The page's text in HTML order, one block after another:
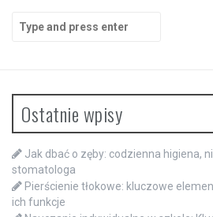
for:
Ostatnie wpisy
Jak dbać o zęby: codzienna higiena,
stomatologa
Pierścienie tłokowe: kluczowe
ich funkcje